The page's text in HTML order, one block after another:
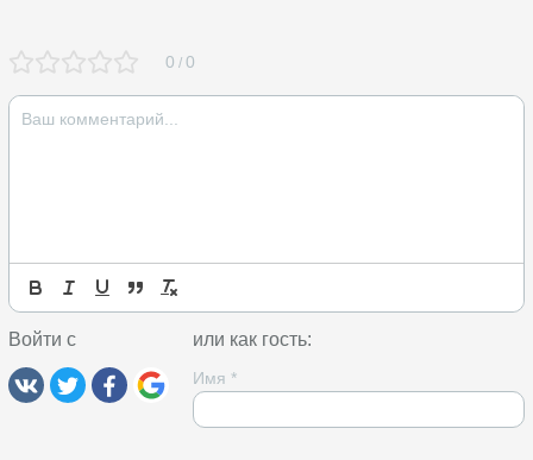
0 /0
Войти с или как гость:
Имя *